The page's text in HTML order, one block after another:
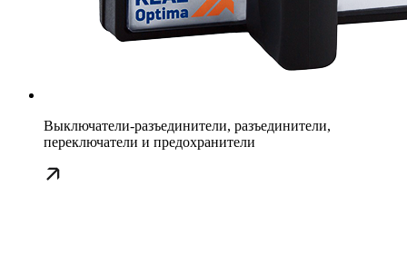
Выключатели-разъединители, разъединители,
переключатели и предохранители